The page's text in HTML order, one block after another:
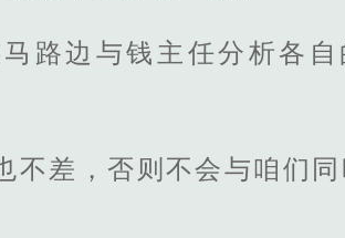
路边与钱主任分析各自
不差，否则不会与咱们同